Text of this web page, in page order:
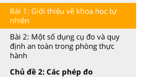
Bài 1: Giới thiệu về khoa học tự
nhiên
Bài 2: Một số dụng cụ đo và quy
định an toàn trong phòng thực
hành
Chủ đề 2: Các phép đo